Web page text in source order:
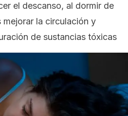
el descanso, al dormir de
la circulación y
de sustancias tóxicas